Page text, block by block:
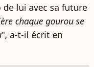
lui avec sa future
chaque gourou se
", a-t-il écrit en